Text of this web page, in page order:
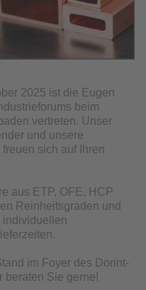
2025 ist die Eugen
beim
vertreten. Unser
und unsere
sich auf Ihren
aus ETP, OFE, HCP
Reinheitsgraden und
individuellen
im Foyer des Dorint-
beraten Sie gerne!